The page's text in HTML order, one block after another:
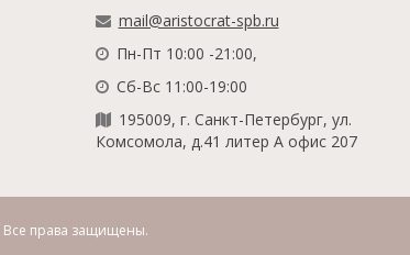
mail@aristocrat-spb.ru
Пн-Пт 10:00 -21:00,
Сб-Вс 11:00-19:00
195009, г. Санкт-Петербург, ул.
Комсомола, д.41 литер А офис 207
Все права защищены.